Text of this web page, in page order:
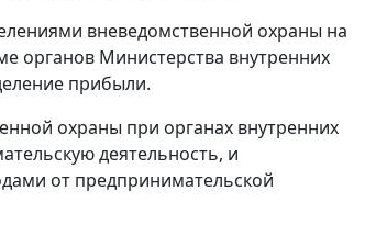
вневедомственной охраны на
органов Министерства внутренних
прибыли.
охраны при органах внутренних
деятельность, и
от предпринимательской